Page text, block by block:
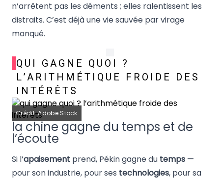
n’arrêtent pas les déments ; elles ralentissent les
distraits. C’est déjà une vie sauvée par virage
manqué.
QUI GAGNE QUOI ?
L’ARITHMÉTIQUE FROIDE DES
INTÉRÊTS
Crédit: Adobe Stock
la chine gagne du temps et de
l’écoute
Si l’apaisement prend, Pékin gagne du temps —
pour son industrie, pour ses technologies, pour sa